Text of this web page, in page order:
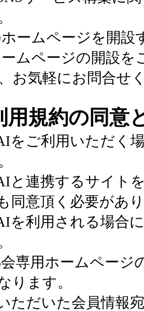
ームページを開設
ムページの開設を
お気軽にお問合せ
用規約の同意
をご利用いただく
と連携するサイト
同意頂く必要があ
を利用される場合
会専用ホームページ
ります。
だいた会員情報宛